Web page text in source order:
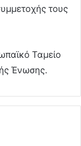
τους
Ταμείο
Ένωσης.